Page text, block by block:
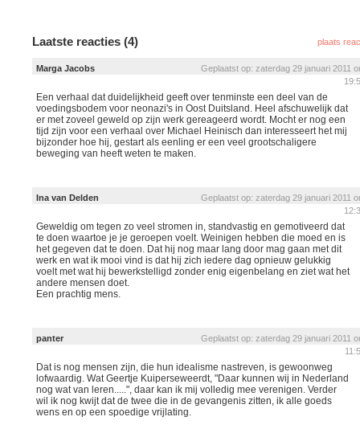
Laatste reacties (4) plaats
Marga Jacobs
Geplaatst op: zaterdag 29 januari 2011
Een verhaal dat duidelijkheid geeft over tenminste een deel van de
voedingsbodem voor neonazi's in Oost Duitsland. Heel afschuwelijk dat
er met zoveel geweld op zijn werk gereageerd wordt. Mocht er nog een
tijd zijn voor een verhaal over Michael Heinisch dan interesseert het mij
bijzonder hoe hij, gestart als eenling er een veel grootschaligere
beweging van heeft weten te maken.
Ina van Delden
Geplaatst op: zaterdag 29 januari 2011
Geweldig om tegen zo veel stromen in, standvastig en gemotiveerd dat
te doen waartoe je je geroepen voelt. Weinigen hebben die moed en is
het gegeven dat te doen. Dat hij nog maar lang door mag gaan met dit
werk en wat ik mooi vind is dat hij zich iedere dag opnieuw gelukkig
voelt met wat hij bewerkstelligd zonder enig eigenbelang en ziet wat het
andere mensen doet.
Een prachtig mens.
panter
Geplaatst op: zaterdag 29 januari 2011
Dat is nog mensen zijn, die hun idealisme nastreven, is gewoonweg
lofwaardig. Wat Geertje Kuiperseweerdt, "Daar kunnen wij in Nederland
nog wat van leren.....", daar kan ik mij volledig mee verenigen. Verder
wil ik nog kwijt dat de twee die in de gevangenis zitten, ik alle goeds
wens en op een spoedige vrijlating.